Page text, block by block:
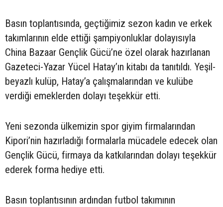
Basın toplantısında, geçtiğimiz sezon kadın ve erkek
takımlarının elde ettiği şampiyonluklar dolayısıyla
China Bazaar Gençlik Gücü’ne özel olarak hazırlanan
Gazeteci-Yazar Yücel Hatay’ın kitabı da tanıtıldı. Yeşil-
beyazlı kulüp, Hatay’a çalışmalarından ve kulübe
verdiği emeklerden dolayı teşekkür etti.
Yeni sezonda ülkemizin spor giyim firmalarından
Kipori’nin hazırladığı formalarla mücadele edecek olan
Gençlik Gücü, firmaya da katkılarından dolayı teşekkür
ederek forma hediye etti.
Basın toplantısının ardından futbol takımının